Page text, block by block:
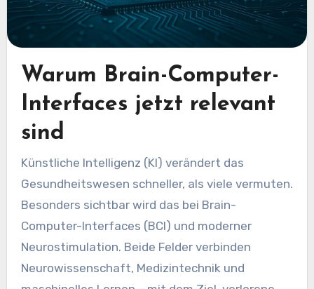
Warum Brain-Computer-
Interfaces jetzt relevant
sind
Künstliche Intelligenz (KI) verändert das
Gesundheitswesen schneller, als viele vermuten.
Besonders sichtbar wird das bei Brain-
Computer-Interfaces (BCI) und moderner
Neurostimulation. Beide Felder verbinden
Neurowissenschaft, Medizintechnik und